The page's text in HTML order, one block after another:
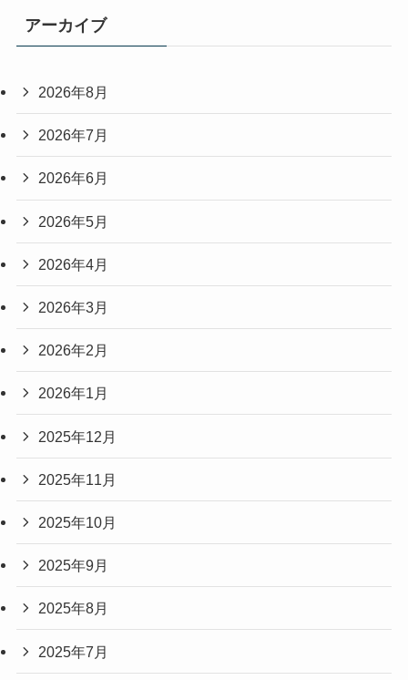
アーカイブ
2026年8月
2026年7月
2026年6月
2026年5月
2026年4月
2026年3月
2026年2月
2026年1月
2025年12月
2025年11月
2025年10月
2025年9月
2025年8月
2025年7月